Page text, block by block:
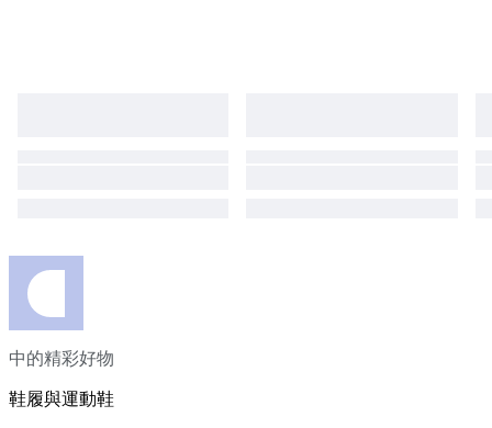
中的精彩好物
鞋履與運動鞋